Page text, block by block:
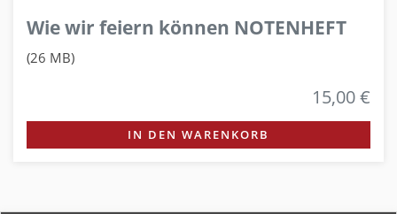
Wie wir feiern können NOTENHEFT
(26 MB)
15,00 €
IN DEN WARENKORB